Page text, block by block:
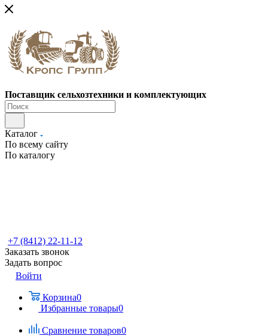
Поставщик сельхозтехники и комплектующих
Каталог
По всему сайту
По каталогу
+7 (8412) 22-11-12
Заказать звонок
Задать вопрос
Войти
Корзина0
Избранные товары0
Сравнение товаров0